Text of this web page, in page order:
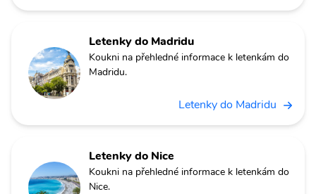
Letenky do Madridu
Koukni na přehledné informace k letenkám do
Madridu.
Letenky do Madridu
Letenky do Nice
Koukni na přehledné informace k letenkám do
Nice.